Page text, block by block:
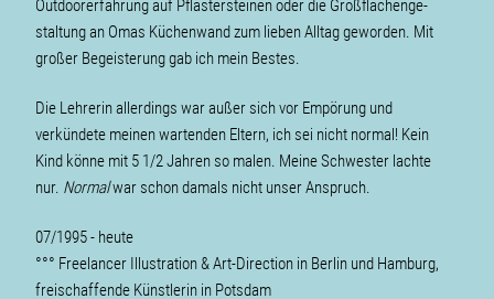
Outdoorerfahrung auf Pflastersteinen oder die Groß­flächen­ge­
staltung an Omas Küchenwand zum lieben Alltag geworden. Mit
großer Be­geis­terung gab ich mein Bestes.
Die Lehrerin allerdings war außer sich vor Empörung und
verkündete meinen war­ten­den Eltern, ich sei nicht normal! Kein
Kind könne mit 5 1/2 Jahren so malen. Meine Schwester lachte
nur. Normalwar schon damals nicht unser Anspruch.
07/1995 - heute
°°° Freelancer Illustration & Art-Direction in Berlin und Hamburg,
freischaffende Künstlerin in Potsdam